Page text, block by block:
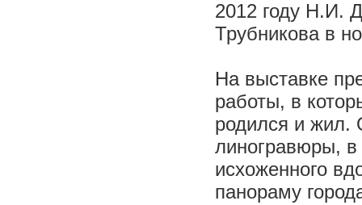
2012 году Н.И.
Трубникова в
На выставке
работы, в
родился и жил.
линогравюры,
исхоженного
панораму